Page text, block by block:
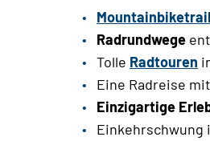
Radrundwege
Tolle Radtouren
Eine Radreise
Einzigartige
Einkehrschwung